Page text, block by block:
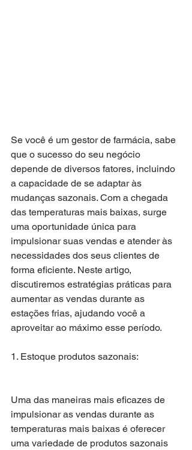
Se você é um gestor de farmácia, sabe
que o sucesso do seu negócio
depende de diversos fatores, incluindo
a capacidade de se adaptar às
mudanças sazonais. Com a chegada
das temperaturas mais baixas, surge
uma oportunidade única para
impulsionar suas vendas e atender às
necessidades dos seus clientes de
forma eficiente. Neste artigo,
discutiremos estratégias práticas para
aumentar as vendas durante as
estações frias, ajudando você a
aproveitar ao máximo esse período.
1. Estoque produtos sazonais:
Uma das maneiras mais eficazes de
impulsionar as vendas durante as
temperaturas mais baixas é oferecer
uma variedade de produtos sazonais